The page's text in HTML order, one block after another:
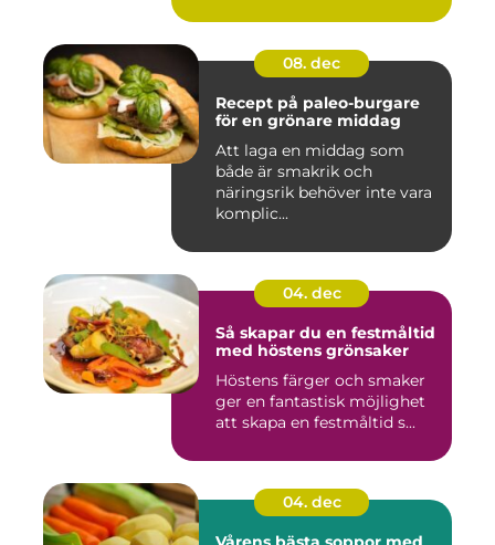
08. dec
Recept på paleo-burgare
för en grönare middag
Att laga en middag som
både är smakrik och
näringsrik behöver inte vara
komplic...
04. dec
Så skapar du en festmåltid
med höstens grönsaker
Höstens färger och smaker
ger en fantastisk möjlighet
att skapa en festmåltid s...
04. dec